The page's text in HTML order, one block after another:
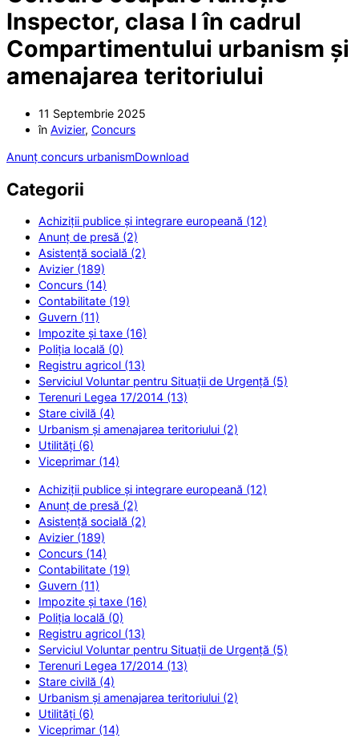
Inspector, clasa I în cadrul
Compartimentului urbanism și
amenajarea teritoriului
11 Septembrie 2025
în Avizier, Concurs
Anunț concurs urbanismDownload
Categorii
Achiziții publice și integrare europeană (12)
Anunț de presă (2)
Asistență socială (2)
Avizier (189)
Concurs (14)
Contabilitate (19)
Guvern (11)
Impozite și taxe (16)
Poliția locală (0)
Registru agricol (13)
Serviciul Voluntar pentru Situații de Urgență (5)
Terenuri Legea 17/2014 (13)
Stare civilă (4)
Urbanism și amenajarea teritoriului (2)
Utilități (6)
Viceprimar (14)
Achiziții publice și integrare europeană (12)
Anunț de presă (2)
Asistență socială (2)
Avizier (189)
Concurs (14)
Contabilitate (19)
Guvern (11)
Impozite și taxe (16)
Poliția locală (0)
Registru agricol (13)
Serviciul Voluntar pentru Situații de Urgență (5)
Terenuri Legea 17/2014 (13)
Stare civilă (4)
Urbanism și amenajarea teritoriului (2)
Utilități (6)
Viceprimar (14)